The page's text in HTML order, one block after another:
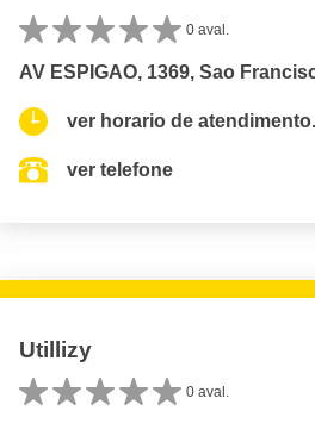
0 aval.
AV ESPIGAO, 1369, Sao
ver horario de atendimento.
ver telefone
Utillizy
0 aval.